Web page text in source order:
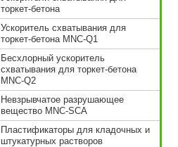
торкет-бетона
Ускоритель схватывания для
торкет-бетона MNC-Q1
Бесхлорный ускоритель
схватывания для торкет-бетона
MNC-Q2
Невзрывчатое разрушающее
вещество MNC-SCA
Пластификаторы для кладочных и
штукатурных растворов